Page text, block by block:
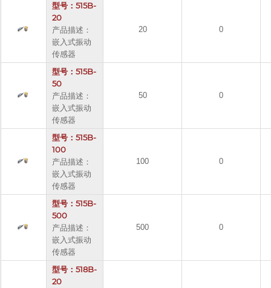
型号：515B-
20
产品描述：
嵌入式振动
传感器
20 0
型号：515B-
50
产品描述：
嵌入式振动
传感器
50 0
型号：515B-
100
产品描述：
嵌入式振动
传感器
100 0
型号：515B-
500
产品描述：
嵌入式振动
传感器
500 0
型号：518B-
20